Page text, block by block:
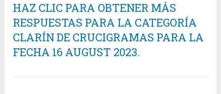
HAZ CLIC PARA OBTENER MÁS
RESPUESTAS PARA LA CATEGORÍA
CLARÍN DE CRUCIGRAMAS PARA LA
FECHA 16 AUGUST 2023.